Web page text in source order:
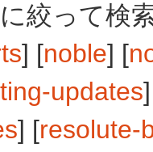
絞って検
] [noble] [
updates
] [resolute-